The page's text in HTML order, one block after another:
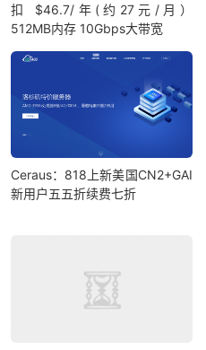
扣 $46.7/年(约27元/月）
512MB内存 10Gbps大带宽
Ceraus：818上新美国CN2+GAI
新用户五五折续费七折